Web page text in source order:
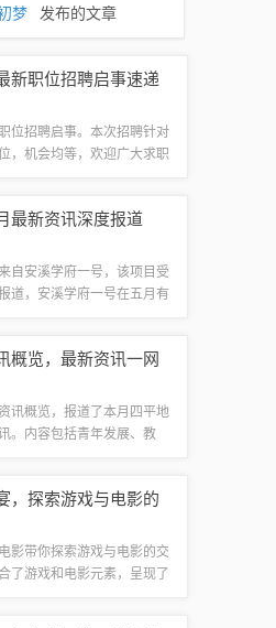
梦 发布的文章
新职位招聘启事速递
位招聘启事。本次招聘针对
，机会均等，欢迎广大求职
有意者请密切关注招聘...
最新资讯深度报道
自安溪学府一号，该项目受
道，安溪学府一号在五月有
盎然，五月已至，安溪...
概览，最新资讯一网
讯概览，报道了本月四平地
。内容包括青年发展、教
节盛大启幕 五月，正值...
，探索游戏与电影的
影带你探索游戏与电影的交
了游戏和电影元素，呈现了